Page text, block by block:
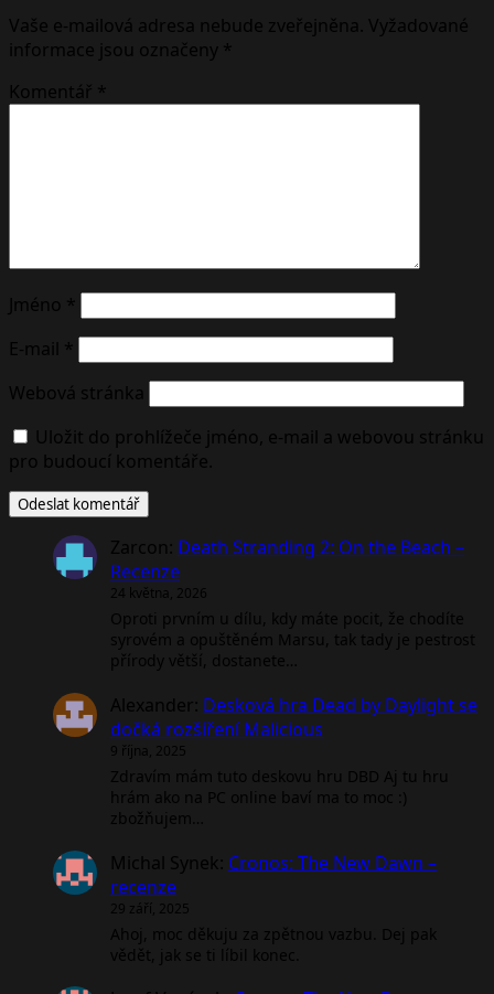
Vaše e-mailová adresa nebude zveřejněna. Vyžadované
informace jsou označeny *
Komentář *
Jméno *
E-mail *
Webová stránka
Uložit do prohlížeče jméno, e-mail a webovou stránku
pro budoucí komentáře.
Zarcon: Death Stranding 2: On the Beach –
Recenze
24 května, 2026
Oproti prvním u dílu, kdy máte pocit, že chodíte
syrovém a opuštěném Marsu, tak tady je pestrost
přírody větší, dostanete…
Alexander: Desková hra Dead by Daylight se
dočká rozšíření Malicious
9 října, 2025
Zdravím mám tuto deskovu hru DBD Aj tu hru
hrám ako na PC online baví ma to moc :)
zbožňujem…
Michal Synek: Cronos: The New Dawn –
recenze
29 září, 2025
Ahoj, moc děkuju za zpětnou vazbu. Dej pak
vědět, jak se ti líbil konec.